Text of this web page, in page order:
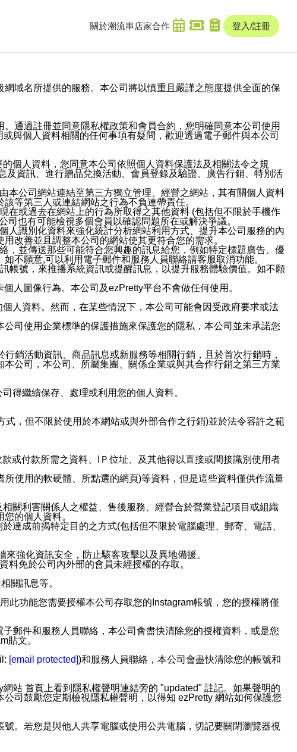
關於潮流串 店家合作 登入/註冊
域名所提供的服務。本公司將以慎重且嚴謹之態度提供全面的保
通過註冊並同意隱私權政策和會員合約，您明確同意本公司使用
與個人資料相關的任何事項有疑問，歡迎透過電子郵件與本公司
個人資料，您同意本公司依照個人資料保護法及相關法令之規
資訊、進行贈品兌換活動、會員登錄及驗證、廣告行銷、特別活
本公司網站連結至第三方獨立管理、經營之網站，其有關個人資料
等第三人或連結網站之行為不負連帶責任。
在或過去在網站上的行為所取得之其他資料 (包括但不限於手機作
也有可能檢視多個會員以確認問題所在或解決爭議。
人識別化資料來強化統計分析網站利用方式、提升本公司服務的內
改善並且調整本公司的網站使其更符合您的需求。
，並傳送那些可能符合您興趣的訊息給您，例如特定標題廣告、優
不願意,可以利用電子郵件和服務人員聯絡請客服取消功能。
帳號，來推播系統資訊或提醒訊息，以提升服務體驗價值。如不願
人圖像行為。本公司及ezPretty平台不會做任何使用。
人資料。然而，在某些情況下，本公司可能會因受政府要求或法
司使用企業標準的保護措施來保護您的隱私，本公司並未承諾您
銷活動資訊、商品訊息或新服務等相關行銷，且於首次行銷時，
公司，本公司、所屬集團、關係企業或與其合作行銷之第三方業
得繼續保存、處理或利用您的個人資料。
，但不限於使用於本網站或與外部合作之行銷)並於法令容許之範
或付款所需之資料、IＰ位址、及其他得以直接或間接識別使用者
使用的軟硬體、所點選的網頁)等資料，但是這些資料僅供作流量
關利害關係人之權益、售後服務、經營合於營業登記項目或組織
的個人資料。
達成前揭特定目的之方式(包括但不限於電腦處理、郵寄、電話、
強化資訊安全，防止駭客攻擊以及異地備援。
免於公司內外部的會員未經授權的存取。
關訊息等。
此功能您需要授權本公司存取您的Instagram帳號，您的授權將僅
郵件和服務人員聯絡，本公司會盡快清除您的授權資料，或是您
貼文。
[email protected])和服務人員聯絡，本公司會盡快清除您的帳號和
站 首頁上看到隱私權聲明連結旁的 "updated" 註記。如果聲明的
司鼓勵您定期檢視隱私權聲明，以得知 ezPretty 網站如何保護您
。若您是與他人共享電腦或使用公共電腦，切記要關閉瀏覽器視